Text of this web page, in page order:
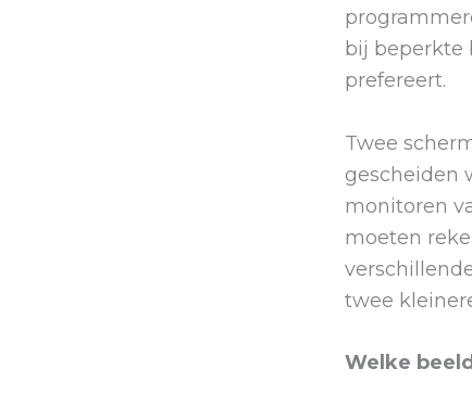
bij beperkte
prefereert.
Twee
gescheiden
monitoren
moeten
twee
Welke